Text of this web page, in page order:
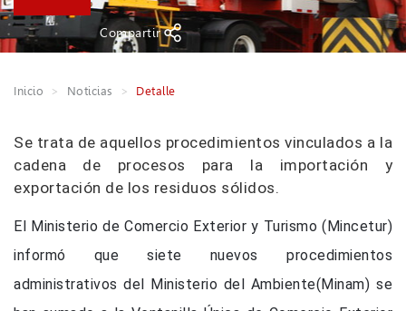
Compartir
Inicio Noticias Detalle
Se trata de aquellos procedimientos vinculados a la
cadena de procesos para la importación y
exportación de los residuos sólidos.
El Ministerio de Comercio Exterior y Turismo (Mincetur)
informó que siete nuevos procedimientos
administrativos del Ministerio del Ambiente(Minam) se